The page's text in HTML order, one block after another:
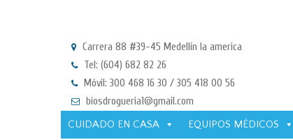
Carrera 88 #39-45 Medellín la america
Tel: (604) 682 82 26
Móvil: 300 468 16 30 / 305 418 00 56
biosdrogueria1@gmail.com
CUIDADO EN CASA
EQUIPOS MÉDICOS